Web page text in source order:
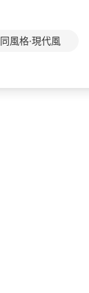
同風格·現代風